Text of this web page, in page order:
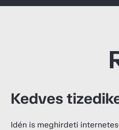
Kedves
Idén is meghirdeti